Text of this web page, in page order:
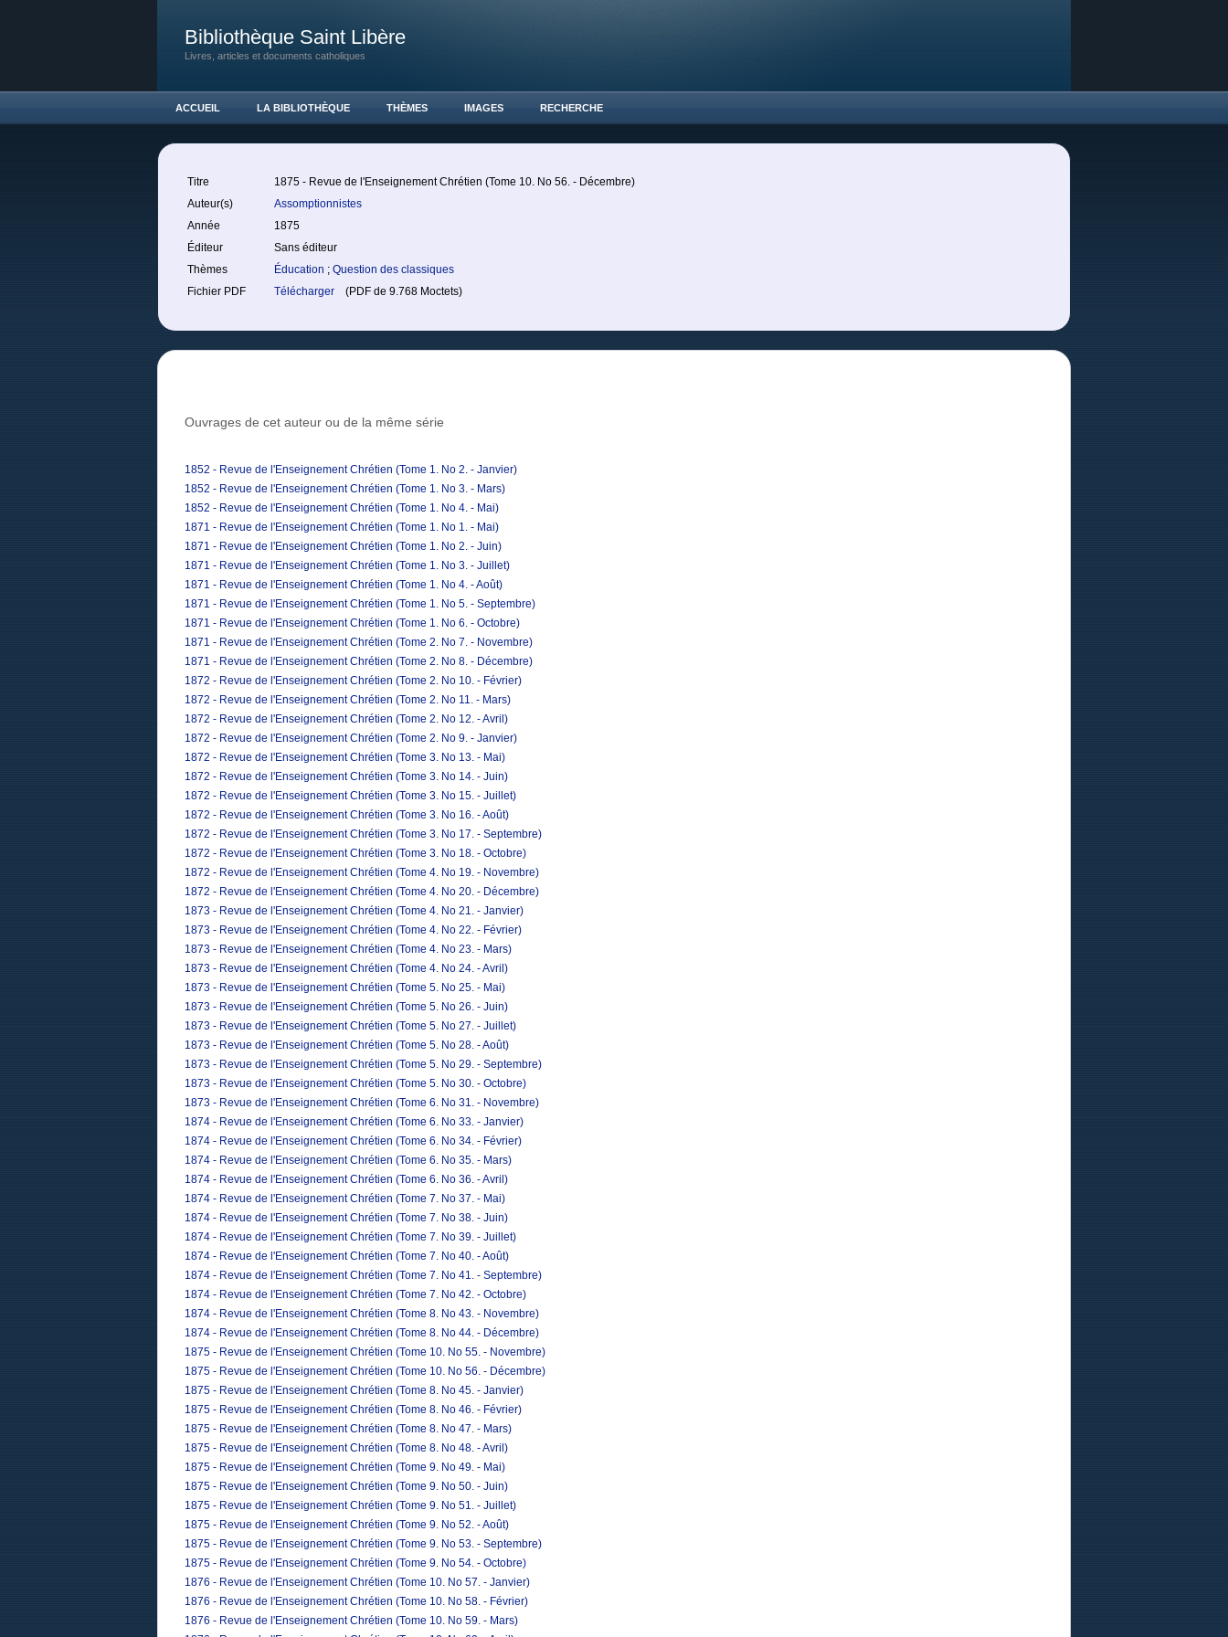
Bibliothèque Saint Libère
Livres, articles et documents catholiques
ACCUEIL LA BIBLIOTHÈQUE THÈMES IMAGES RECHERCHE
Titre
1875 - Revue de l'Enseignement Chrétien (Tome 10. No 56. - Décembre)
Auteur(s)
Assomptionnistes
Année
1875
Éditeur
Sans éditeur
Thèmes
Éducation ; Question des classiques
Fichier PDF
Télécharger (PDF de 9.768 Moctets)
Ouvrages de cet auteur ou de la même série
1852 - Revue de l'Enseignement Chrétien (Tome 1. No 2. - Janvier)
1852 - Revue de l'Enseignement Chrétien (Tome 1. No 3. - Mars)
1852 - Revue de l'Enseignement Chrétien (Tome 1. No 4. - Mai)
1871 - Revue de l'Enseignement Chrétien (Tome 1. No 1. - Mai)
1871 - Revue de l'Enseignement Chrétien (Tome 1. No 2. - Juin)
1871 - Revue de l'Enseignement Chrétien (Tome 1. No 3. - Juillet)
1871 - Revue de l'Enseignement Chrétien (Tome 1. No 4. - Août)
1871 - Revue de l'Enseignement Chrétien (Tome 1. No 5. - Septembre)
1871 - Revue de l'Enseignement Chrétien (Tome 1. No 6. - Octobre)
1871 - Revue de l'Enseignement Chrétien (Tome 2. No 7. - Novembre)
1871 - Revue de l'Enseignement Chrétien (Tome 2. No 8. - Décembre)
1872 - Revue de l'Enseignement Chrétien (Tome 2. No 10. - Février)
1872 - Revue de l'Enseignement Chrétien (Tome 2. No 11. - Mars)
1872 - Revue de l'Enseignement Chrétien (Tome 2. No 12. - Avril)
1872 - Revue de l'Enseignement Chrétien (Tome 2. No 9. - Janvier)
1872 - Revue de l'Enseignement Chrétien (Tome 3. No 13. - Mai)
1872 - Revue de l'Enseignement Chrétien (Tome 3. No 14. - Juin)
1872 - Revue de l'Enseignement Chrétien (Tome 3. No 15. - Juillet)
1872 - Revue de l'Enseignement Chrétien (Tome 3. No 16. - Août)
1872 - Revue de l'Enseignement Chrétien (Tome 3. No 17. - Septembre)
1872 - Revue de l'Enseignement Chrétien (Tome 3. No 18. - Octobre)
1872 - Revue de l'Enseignement Chrétien (Tome 4. No 19. - Novembre)
1872 - Revue de l'Enseignement Chrétien (Tome 4. No 20. - Décembre)
1873 - Revue de l'Enseignement Chrétien (Tome 4. No 21. - Janvier)
1873 - Revue de l'Enseignement Chrétien (Tome 4. No 22. - Février)
1873 - Revue de l'Enseignement Chrétien (Tome 4. No 23. - Mars)
1873 - Revue de l'Enseignement Chrétien (Tome 4. No 24. - Avril)
1873 - Revue de l'Enseignement Chrétien (Tome 5. No 25. - Mai)
1873 - Revue de l'Enseignement Chrétien (Tome 5. No 26. - Juin)
1873 - Revue de l'Enseignement Chrétien (Tome 5. No 27. - Juillet)
1873 - Revue de l'Enseignement Chrétien (Tome 5. No 28. - Août)
1873 - Revue de l'Enseignement Chrétien (Tome 5. No 29. - Septembre)
1873 - Revue de l'Enseignement Chrétien (Tome 5. No 30. - Octobre)
1873 - Revue de l'Enseignement Chrétien (Tome 6. No 31. - Novembre)
1874 - Revue de l'Enseignement Chrétien (Tome 6. No 33. - Janvier)
1874 - Revue de l'Enseignement Chrétien (Tome 6. No 34. - Février)
1874 - Revue de l'Enseignement Chrétien (Tome 6. No 35. - Mars)
1874 - Revue de l'Enseignement Chrétien (Tome 6. No 36. - Avril)
1874 - Revue de l'Enseignement Chrétien (Tome 7. No 37. - Mai)
1874 - Revue de l'Enseignement Chrétien (Tome 7. No 38. - Juin)
1874 - Revue de l'Enseignement Chrétien (Tome 7. No 39. - Juillet)
1874 - Revue de l'Enseignement Chrétien (Tome 7. No 40. - Août)
1874 - Revue de l'Enseignement Chrétien (Tome 7. No 41. - Septembre)
1874 - Revue de l'Enseignement Chrétien (Tome 7. No 42. - Octobre)
1874 - Revue de l'Enseignement Chrétien (Tome 8. No 43. - Novembre)
1874 - Revue de l'Enseignement Chrétien (Tome 8. No 44. - Décembre)
1875 - Revue de l'Enseignement Chrétien (Tome 10. No 55. - Novembre)
1875 - Revue de l'Enseignement Chrétien (Tome 10. No 56. - Décembre)
1875 - Revue de l'Enseignement Chrétien (Tome 8. No 45. - Janvier)
1875 - Revue de l'Enseignement Chrétien (Tome 8. No 46. - Février)
1875 - Revue de l'Enseignement Chrétien (Tome 8. No 47. - Mars)
1875 - Revue de l'Enseignement Chrétien (Tome 8. No 48. - Avril)
1875 - Revue de l'Enseignement Chrétien (Tome 9. No 49. - Mai)
1875 - Revue de l'Enseignement Chrétien (Tome 9. No 50. - Juin)
1875 - Revue de l'Enseignement Chrétien (Tome 9. No 51. - Juillet)
1875 - Revue de l'Enseignement Chrétien (Tome 9. No 52. - Août)
1875 - Revue de l'Enseignement Chrétien (Tome 9. No 53. - Septembre)
1875 - Revue de l'Enseignement Chrétien (Tome 9. No 54. - Octobre)
1876 - Revue de l'Enseignement Chrétien (Tome 10. No 57. - Janvier)
1876 - Revue de l'Enseignement Chrétien (Tome 10. No 58. - Février)
1876 - Revue de l'Enseignement Chrétien (Tome 10. No 59. - Mars)